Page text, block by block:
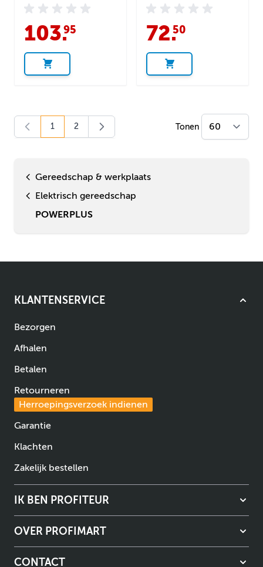
Gereedschap & werkplaats
Elektrisch gereedschap
POWERPLUS
103.
95 72.
50
U lees momenteel pagina
1
Pagina
2 Tonen
KLANTENSERVICE
Bezorgen
Afhalen
Betalen
Retourneren
Herroepingsverzoek indienen
Garantie
Klachten
Zakelijk bestellen
IK BEN PROFITEUR
OVER PROFIMART
CONTACT